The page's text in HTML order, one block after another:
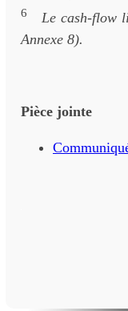
6
Le cash-flow
Annexe 8).
Pièce jointe